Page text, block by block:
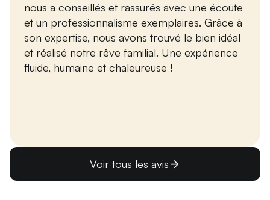
nous a conseillés et rassurés avec une écoute
et un professionnalisme exemplaires. Grâce à
son expertise, nous avons trouvé le bien idéal
et réalisé notre rêve familial. Une expérience
fluide, humaine et chaleureuse !
Voir tous les avis